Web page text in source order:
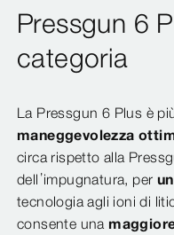
Pressgun 6
categoria
La Pressgun 6 Plus è
maneggevolezza
circa rispetto alla
dell’impugnatura, per
tecnologia agli ioni di
consente una